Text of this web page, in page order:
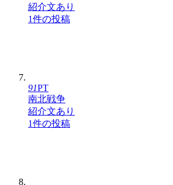
紹介文あり
1件の投稿
91PT
南北戦争
紹介文あり
1件の投稿